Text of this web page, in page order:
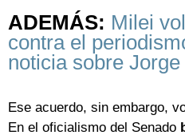
ADEMÁS: Milei
contra el
noticia sobre
Ese acuerdo, sin embargo,
En el oficialismo del Senado